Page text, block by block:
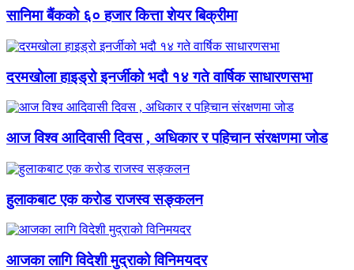
सानिमा बैंकको ६० हजार कित्ता शेयर बिक्रीमा
दरमखोला हाइड्रो इनर्जीको भदौ १४ गते वार्षिक साधारणसभा
आज विश्व आदिवासी दिवस , अधिकार र पहिचान संरक्षणमा जोड
हुलाकबाट एक करोड राजस्व सङ्कलन
आजका लागि विदेशी मुद्राको विनिमयदर